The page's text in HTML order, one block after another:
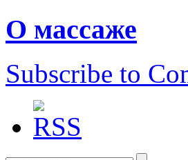
О массаже
Subscribe to